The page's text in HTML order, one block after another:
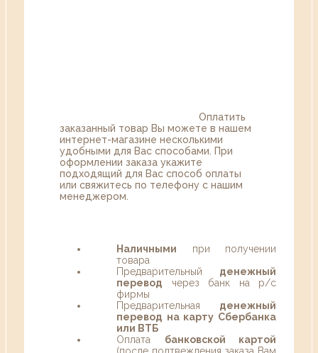
Оплатить
заказанный товар Вы можете в нашем
интернет-магазине несколькими
удобными для Вас способами. При
оформлении заказа укажите
подходящий для Вас способ оплаты
или свяжитесь по телефону с нашим
менеджером.
Наличными при получении
товара
Предварительный денежный
перевод через банк на р/с
фирмы
Предварительная денежный
перевод на карту Сбербанка
или ВТБ
Оплата банковской картой
(после подтвеждения заказа Вам